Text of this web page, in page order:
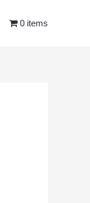
0 items